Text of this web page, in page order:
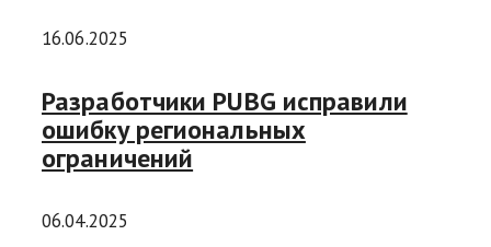
16.06.2025
Разработчики PUBG исправили
ошибку региональных
ограничений
06.04.2025